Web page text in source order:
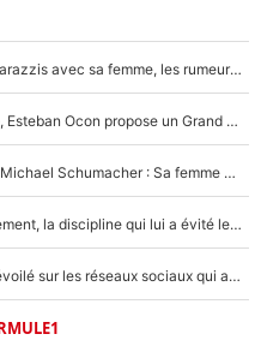
F1 : Charles Leclerc surpris par les paparazzis avec sa femme, les rumeurs étaient vraies !
Comme pour le final du Tour de France, Esteban Ocon propose un Grand Prix de Formule 1 à Paris : «Autour de l’Arc de Triomphe, ce serait génial» !
Nouvelle rumeur autour de la santé de Michael Schumacher : Sa femme Corinna sort du silence
F1 - Lewis Hamilton victime de harcèlement, la discipline qui lui a évité le pire : «J'aurais probablement mal tourné»
Lewis Hamilton : Le talent inattendu dévoilé sur les réseaux sociaux qui a impressionné Kim Kardashian pendant leurs vacances en amoureux !